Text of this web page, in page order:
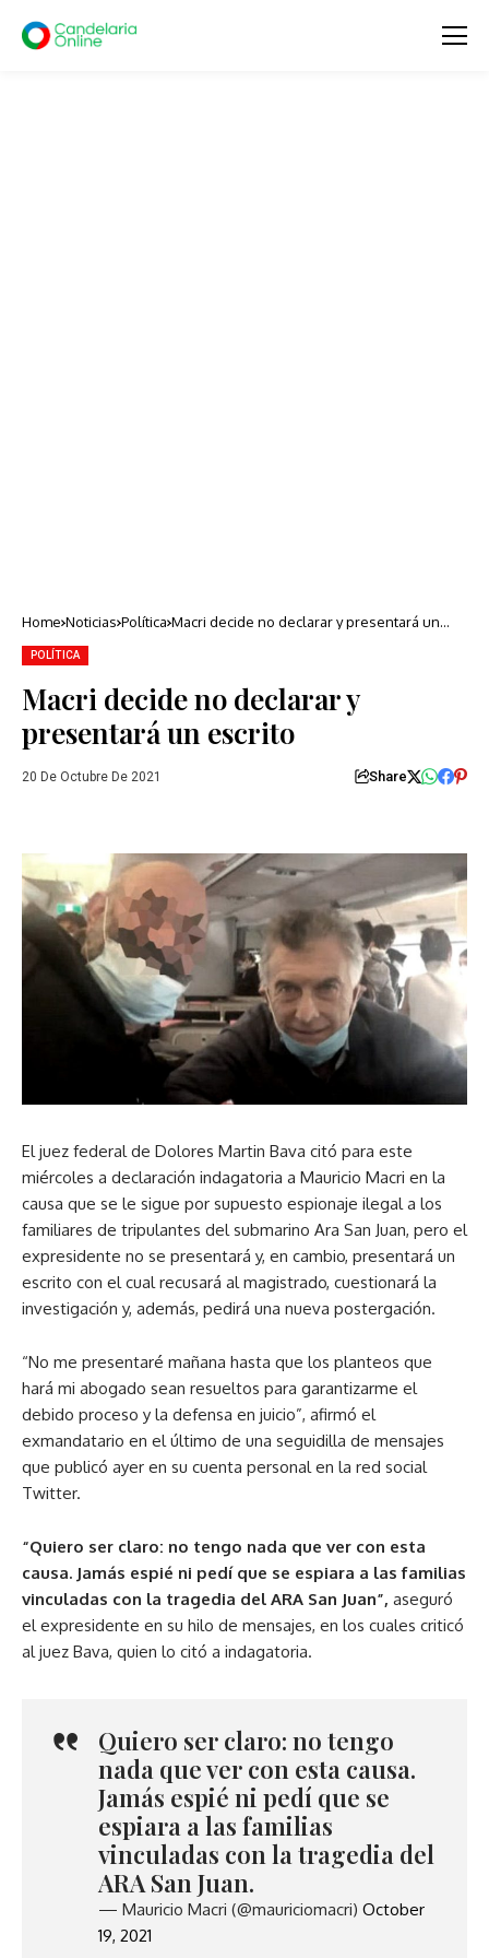
Home Noticias Política Macri decide no declarar y presentará un
POLÍTICA
Macri decide no declarar y
presentará un escrito
20 De Octubre De 2021 Share
El juez federal de Dolores Martin Bava citó para este
miércoles a declaración indagatoria a Mauricio Macri en la
causa que se le sigue por supuesto espionaje ilegal a los
familiares de tripulantes del submarino Ara San Juan, pero el
expresidente no se presentará y, en cambio, presentará un
escrito con el cual recusará al magistrado, cuestionará la
investigación y, además, pedirá una nueva postergación.
“No me presentaré mañana hasta que los planteos que
hará mi abogado sean resueltos para garantizarme el
debido proceso y la defensa en juicio”, afirmó el
exmandatario en el último de una seguidilla de mensajes
que publicó ayer en su cuenta personal en la red social
Twitter.
“Quiero ser claro: no tengo nada que ver con esta
causa. Jamás espié ni pedí que se espiara a las familias
vinculadas con la tragedia del ARA San Juan”, aseguró
el expresidente en su hilo de mensajes, en los cuales criticó
al juez Bava, quien lo citó a indagatoria.
Quiero ser claro: no tengo
nada que ver con esta causa.
Jamás espié ni pedí que se
espiara a las familias
vinculadas con la tragedia del
ARA San Juan.
— Mauricio Macri (@mauriciomacri) October
19, 2021